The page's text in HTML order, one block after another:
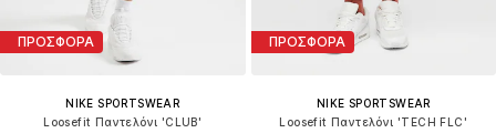
ΠΡΟΣΦΟΡΑ
NIKE SPORTSWEAR
Loosefit Παντελόνι 'CLUB'
ΠΡΟΣΦΟΡΑ
NIKE SPORTSWEAR
Loosefit Παντελόνι 'TECH FLC'